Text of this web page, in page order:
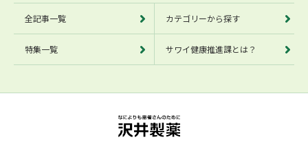
全記事一覧 カテゴリーから探す
特集一覧 サワイ健康推進課とは？